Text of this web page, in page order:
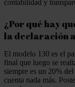
contabilidad y
¿Por qué hay
la declaración
El modelo 130 es el
final que luego se
siempre es un 20%
cuenta nada más.